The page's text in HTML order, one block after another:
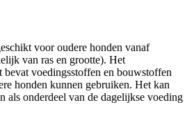
voor oudere honden vanaf
van ras en grootte). Het
bevat voedingsstoffen en bouwstoffen
honden kunnen gebruiken. Het kan
als onderdeel van de dagelijkse voeding